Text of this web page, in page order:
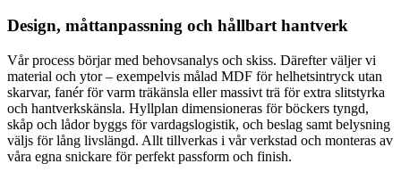
Design, måttanpassning och hållbart hantverk
Vår process börjar med behovsanalys och skiss. Därefter väljer vi
material och ytor – exempelvis målad MDF för helhetsintryck utan
skarvar, fanér för varm träkänsla eller massivt trä för extra slitstyrka
och hantverkskänsla. Hyllplan dimensioneras för böckers tyngd,
skåp och lådor byggs för vardagslogistik, och beslag samt belysning
väljs för lång livslängd. Allt tillverkas i vår verkstad och monteras av
våra egna snickare för perfekt passform och finish.